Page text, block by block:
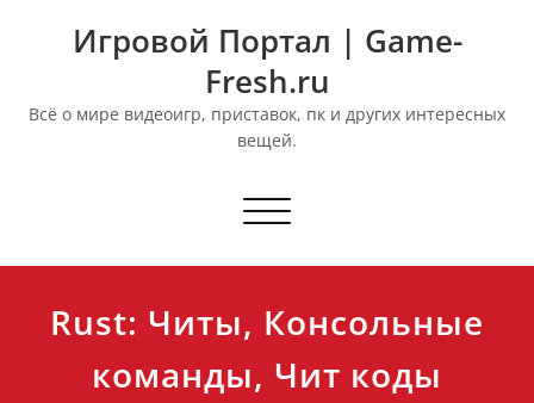
Игровой Портал | Game-
Fresh.ru
Всё о мире видеоигр, приставок, пк и других интересных
вещей.
Переключить
Rust: Читы, Консольные
команды, Чит коды